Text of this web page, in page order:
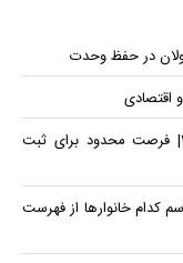
در حفظ وحدت
اقتصادی
آغاز قطع یارانه نقدی و کالابرگ از مرداد ۱۴۰۶| فرصت محدود برای ثبت
نقدی و کالابرگ از مرداد ۱۴۰۵ | اسم کدام خانوار‌ها از فهرست